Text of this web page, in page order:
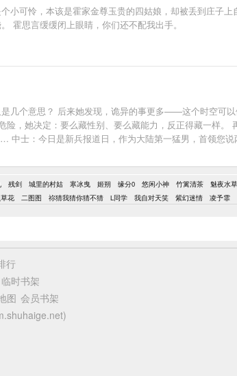
可怜，本该是霍家金尊玉贵的四姑娘，却被丢到庄子上
霍思言缓缓闭上眼睛，你们还不配我出手。
个意思？ 后来她发现，诡异的事更多——这个时空可
，她决定：要么藏性别、要么藏能力，反正得藏一样。
中士：今日是新兵报道日，作为大陆第一猛男，首领您
残剑 城里的村姑 寒冰曳 姬朔 缘分0 悠闲小神 竹篱清茶 魅夜水草
花 二图图 祢猜我猜你猜不猜 L同学 我自对天笑 紫幻迷情 凌予霏
行
临时书架
图 会员书架